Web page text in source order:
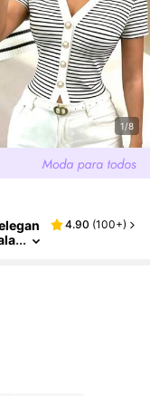
1/8
4.90 (100+)